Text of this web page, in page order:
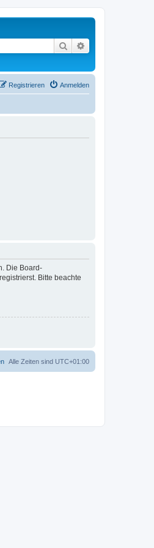
Suche
Anmelden
Registrieren
Die Board-
Bitte beachte
Alle Zeiten sind UTC+01:00